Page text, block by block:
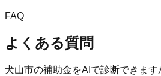
FAQ
よくある質問
犬山市の補助金をAIで診断できます